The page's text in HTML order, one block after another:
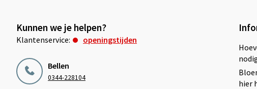
Kunnen we je helpen?
Klantenservice: openingstijden
Bellen
0344-228104
hier